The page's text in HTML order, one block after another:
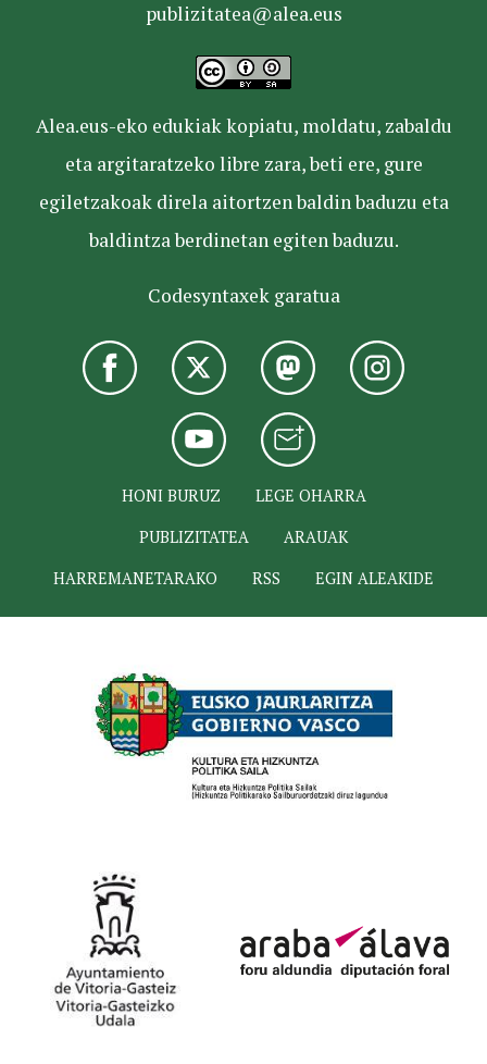
publizitatea@alea.eus
Alea.eus-eko edukiak kopiatu, moldatu, zabaldu
eta argitaratzeko libre zara, beti ere, gure
egiletzakoak direla aitortzen baldin baduzu eta
baldintza berdinetan egiten baduzu.
Codesyntaxek garatua
HONI BURUZ
LEGE OHARRA
PUBLIZITATEA
ARAUAK
HARREMANETARAKO
RSS EGIN ALEAKIDE